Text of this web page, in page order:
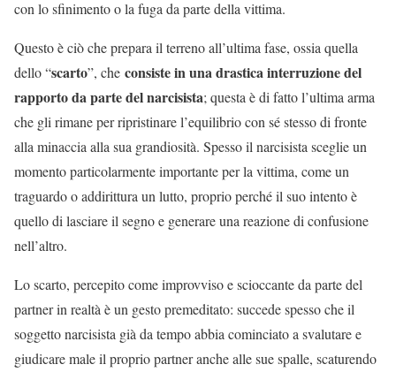
con lo sfinimento o la fuga da parte della vittima.
Questo è ciò che prepara il terreno all’ultima fase, ossia quella
dello “scarto”, che consiste in una drastica interruzione del
rapporto da parte del narcisista; questa è di fatto l’ultima arma
che gli rimane per ripristinare l’equilibrio con sé stesso di fronte
alla minaccia alla sua grandiosità. Spesso il narcisista sceglie un
momento particolarmente importante per la vittima, come un
traguardo o addirittura un lutto, proprio perché il suo intento è
quello di lasciare il segno e generare una reazione di confusione
nell’altro.
Lo scarto, percepito come improvviso e scioccante da parte del
partner in realtà è un gesto premeditato: succede spesso che il
soggetto narcisista già da tempo abbia cominciato a svalutare e
giudicare male il proprio partner anche alle sue spalle, scaturendo